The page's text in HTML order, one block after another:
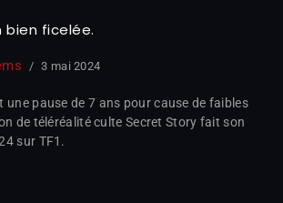
ficelée.
3 mai 2024
une pause de 7 ans pour cause de faibles
de téléréalité culte Secret Story fait son
sur TF1.